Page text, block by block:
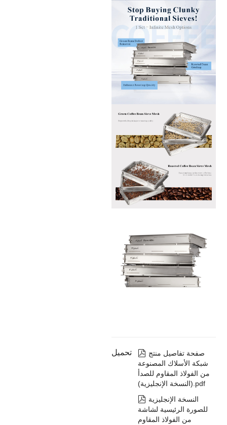
تحميل  صفحة تفاصيل منتج
شبكة الأسلاك المصنوعة
من الفولاذ المقاوم للصدأ
(النسخة الإنجليزية).pdf
 النسخة الإنجليزية
للصورة الرئيسية لشاشة
من الفولاذ المقاوم